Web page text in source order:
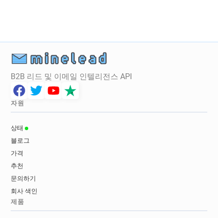
B2B 리드 및 이메일 인텔리전스 API
자원
상태
블로그
가격
추천
문의하기
회사 색인
제품